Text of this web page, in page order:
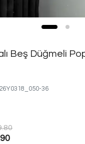
Beş Düğmeli
36